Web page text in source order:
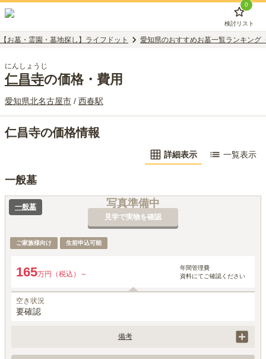
0
検討リスト
【お墓・霊園・墓地探し】ライフドット 愛知県のおすすめお墓一覧ランキング
にんしょうじ
仁昌寺の価格・費用
愛知県北名古屋市 / 西春駅
仁昌寺の価格情報
詳細表示 一覧表示
一般墓
写真準備中
見学で実物を確認
一般墓
ご家族様向け 生前申込可能
165万円（税込）～
年間管理費
資料にてご確認ください
空き状況
要確認
備考